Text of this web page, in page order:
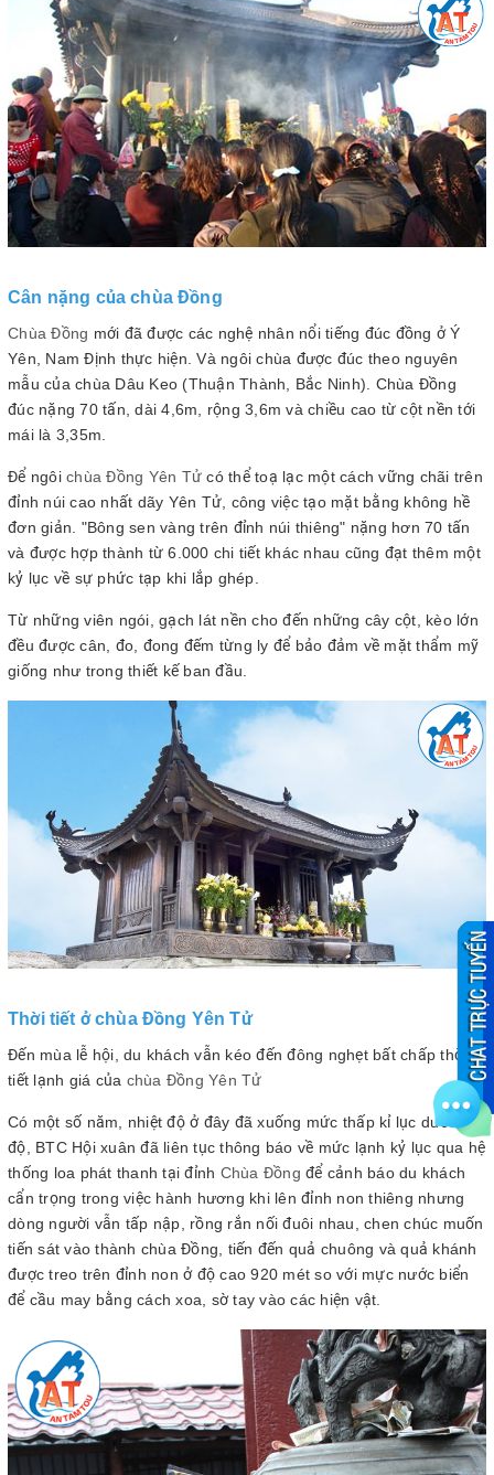
Cân nặng của chùa Đồng
Chùa Đồng mới đã được các nghệ nhân nổi tiếng đúc đồng ở Ý
Yên, Nam Định thực hiện. Và ngôi chùa được đúc theo nguyên
mẫu của chùa Dâu Keo (Thuận Thành, Bắc Ninh). Chùa Đồng
đúc nặng 70 tấn, dài 4,6m, rộng 3,6m và chiều cao từ cột nền tới
mái là 3,35m.
Để ngôi chùa Đồng Yên Tử có thể toạ lạc một cách vững chãi trên
đỉnh núi cao nhất dãy Yên Tử, công việc tạo mặt bằng không hề
đơn giản. "Bông sen vàng trên đỉnh núi thiêng" nặng hơn 70 tấn
và được hợp thành từ 6.000 chi tiết khác nhau cũng đạt thêm một
kỷ lục về sự phức tạp khi lắp ghép.
Từ những viên ngói, gạch lát nền cho đến những cây cột, kèo lớn
đều được cân, đo, đong đếm từng ly để bảo đảm về mặt thẩm mỹ
giống như trong thiết kế ban đầu.
Thời tiết ở chùa Đồng Yên Tử
Đến mùa lễ hội, du khách vẫn kéo đến đông nghẹt bất chấp thời
tiết lạnh giá của chùa Đồng Yên Tử
Có một số năm, nhiệt độ ở đây đã xuống mức thấp kỉ lục dưới 4
độ, BTC Hội xuân đã liên tục thông báo về mức lạnh kỷ lục qua hệ
thống loa phát thanh tại đỉnh Chùa Đồng để cảnh báo du khách
cẩn trọng trong việc hành hương khi lên đỉnh non thiêng nhưng
dòng người vẫn tấp nập, rồng rắn nối đuôi nhau, chen chúc muốn
tiến sát vào thành chùa Đồng, tiến đến quả chuông và quả khánh
được treo trên đỉnh non ở độ cao 920 mét so với mực nước biển
để cầu may bằng cách xoa, sờ tay vào các hiện vật.